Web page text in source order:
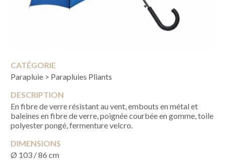
CATÉGORIE
Parapluie > Parapluies Pliants
DESCRIPTION
En fibre de verre résistant au vent, embouts en métal et
baleines en fibre de verre, poignée courbée en gomme, toile
polyester pongé, fermenture velcro.
DIMENSIONS
Ø 103 / 86 cm